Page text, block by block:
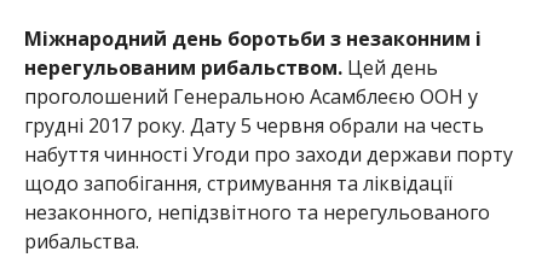
Міжнародний день боротьби з незаконним і
нерегульованим рибальством.Цей день
проголошений Генеральною Асамблеєю ООН у
грудні 2017 року. Дату 5 червня обрали на честь
набуття чинності Угоди про заходи держави порту
щодо запобігання, стримування та ліквідації
незаконного, непідзвітного та нерегульованого
рибальства.